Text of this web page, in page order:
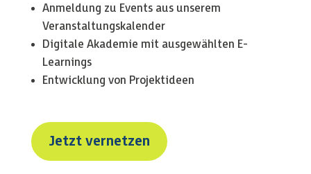
Anmeldung zu Events aus unserem
Veranstaltungskalender
Digitale Akademie mit ausgewählten E-
Learnings
Entwicklung von Projektideen
Jetzt vernetzen